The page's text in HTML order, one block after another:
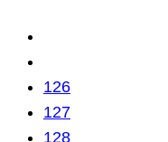
126
127
128